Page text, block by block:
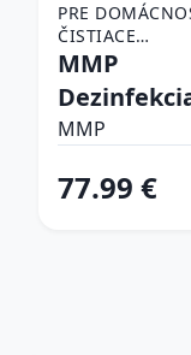
PRE
ČISTIACE
PROSTRIEDKY >
MMP
auta -
olej +
MMP
77.99 €